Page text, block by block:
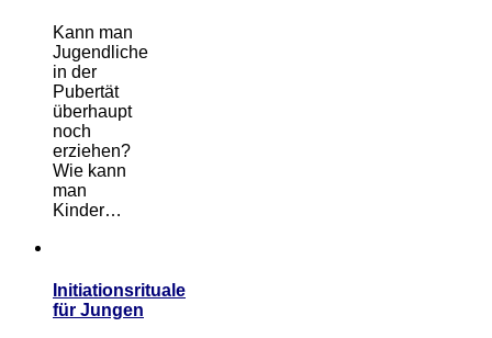
Kann man
Jugendliche
in der
Pubertät
überhaupt
noch
erziehen?
Wie kann
man
Kinder…
Initiationsrituale
für Jungen